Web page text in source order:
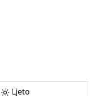
Ljeto